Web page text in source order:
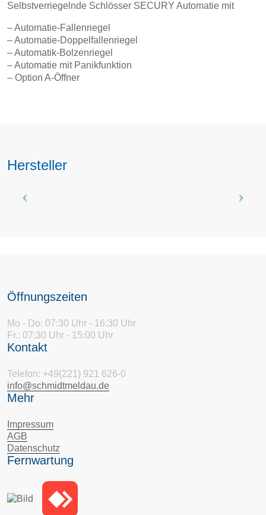
Selbstverriegelnde Schlösser SECURY Automatie mit
– Automatie-Fallenriegel
– Automatie-Doppelfallenriegel
– Automatik-Bolzenriegel
– Automatie mit Panikfunktion
– Option A-Öffner
Hersteller
Öffnungszeiten
Mo - Do: 07:30 Uhr - 16:30 Uhr
Fr.: 07:30 Uhr - 15:00 Uhr
Kontakt
Telefon: +49(221) 921 626-0
info@schmidtmeldau.de
Mehr
Impressum
AGB
Datenschutz
Fernwartung